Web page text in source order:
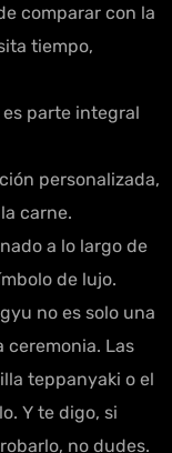
comparar con la
tiempo,
parte integral
personalizada,
carne.
a lo largo de
de lujo.
no es solo una
ceremonia. Las
teppanyaki o el
Y te digo, si
no dudes.